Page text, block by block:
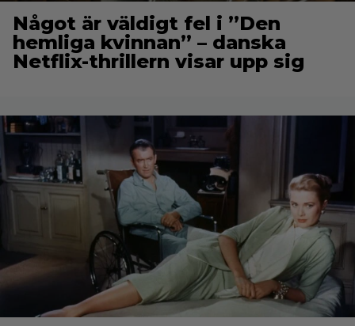
Något är väldigt fel i ”Den
hemliga kvinnan” – danska
Netflix-thrillern visar upp sig